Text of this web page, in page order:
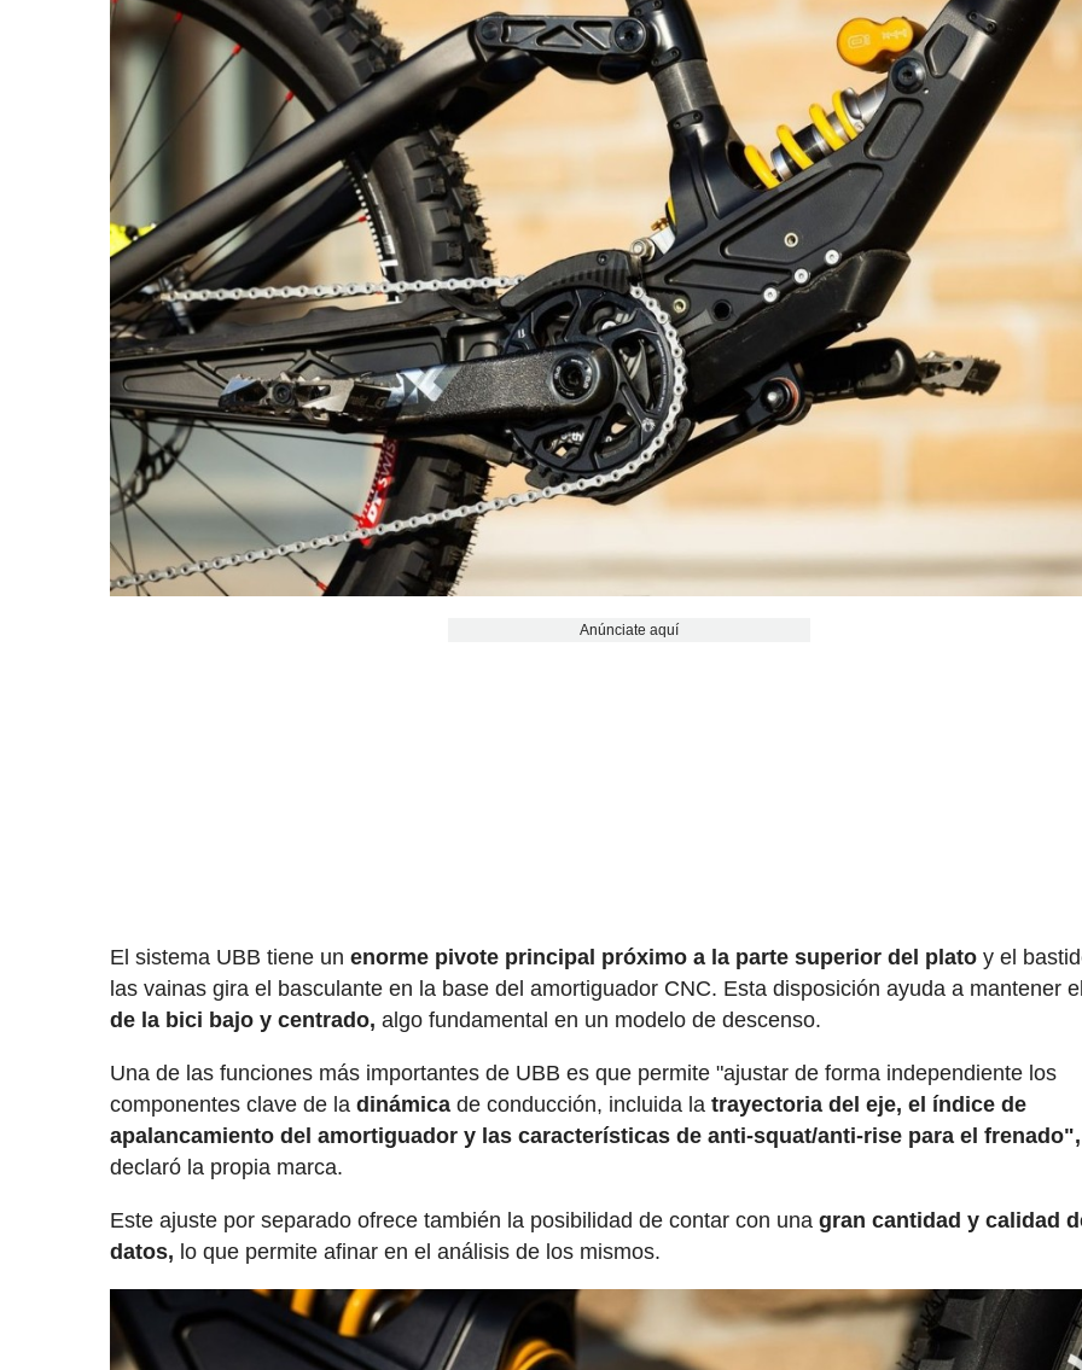
Anúnciate aquí
El sistema UBB tiene unenorme pivote principal próximo a la parte superior del platoy el
las vainas gira el basculante en la base del amortiguador CNC. Esta disposición ayuda a mantener
de la bici bajo y centrado, algo fundamental en un modelo de descenso.
Una de las funciones más importantes de UBB es que permite "ajustar de forma independiente los
componentes clave de ladinámica de conducción, incluida la trayectoria del eje, el índice de
apalancamiento del amortiguador y las características de anti-squat/anti-rise para el frenado",
declaró la propia marca.
Este ajuste por separado ofrece también la posibilidad de contar con unagran cantidad y calidad
datos, lo que permite afinar en el análisis de los mismos.